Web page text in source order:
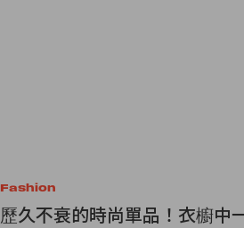
Fashion
歷久不衰的時尚單品！衣櫥中